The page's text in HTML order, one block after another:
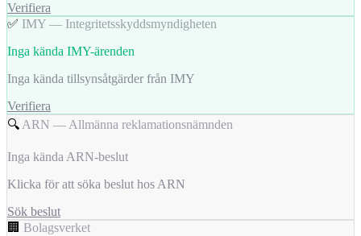
Verifiera
✅ IMY — Integritetsskyddsmyndigheten
Inga kända IMY-ärenden
Inga kända tillsynsåtgärder från IMY
Verifiera
🔍 ARN — Allmänna reklamationsnämnden
Inga kända ARN-beslut
Klicka för att söka beslut hos ARN
Sök beslut
🏢 Bolagsverket